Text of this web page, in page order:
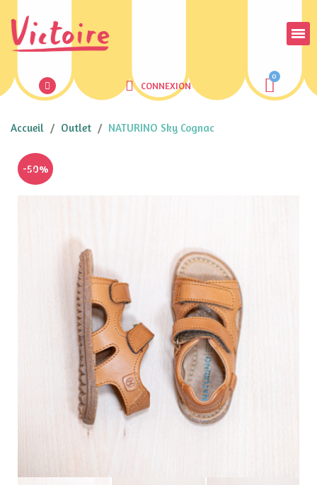
CONNEXION
Accueil Outlet NATURINO Sky Cognac
-50%